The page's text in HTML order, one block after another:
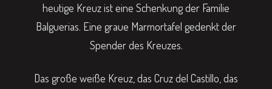
heutige Kreuz ist eine Schenkung der Familie
Balguerias. Eine graue Marmortafel gedenkt der
Spender des Kreuzes.
Das große weiße Kreuz, das Cruz del Castillo, das